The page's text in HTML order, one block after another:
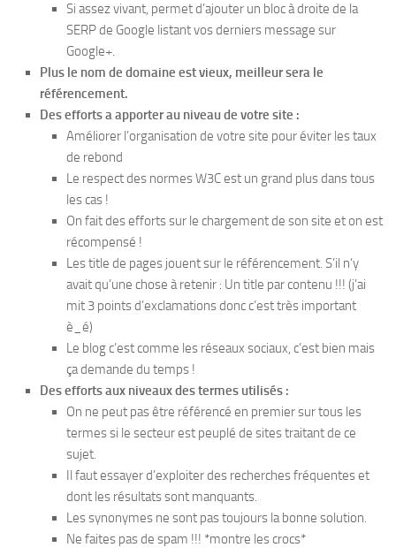
Si assez vivant, permet d’ajouter un bloc à droite de la
SERP de Google listant vos derniers message sur
Google+.
Plus le nom de domaine est vieux, meilleur sera le
référencement.
Des efforts a apporter au niveau de votre site :
Améliorer l’organisation de votre site pour éviter les taux
de rebond
Le respect des normes W3C est un grand plus dans tous
les cas !
On fait des efforts sur le chargement de son site et on est
récompensé !
Les title de pages jouent sur le référencement. S’il n’y
avait qu’une chose à retenir : Un title par contenu !!! (j’ai
mit 3 points d’exclamations donc c’est très important
è_é)
Le blog c’est comme les réseaux sociaux, c’est bien mais
ça demande du temps !
Des efforts aux niveaux des termes utilisés :
On ne peut pas être référencé en premier sur tous les
termes si le secteur est peuplé de sites traitant de ce
sujet.
Il faut essayer d’exploiter des recherches fréquentes et
dont les résultats sont manquants.
Les synonymes ne sont pas toujours la bonne solution.
Ne faites pas de spam !!! *montre les crocs*